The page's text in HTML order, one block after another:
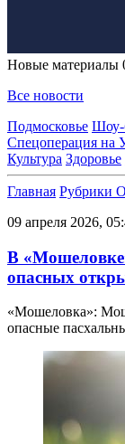
Новые материалы
Все новости
Подмосковье Шоу-
Спецоперация на
Культура Здоровье
Главная Рубрики
09 апреля 2026,
В
опасных
«Мошеловка»:
опасные